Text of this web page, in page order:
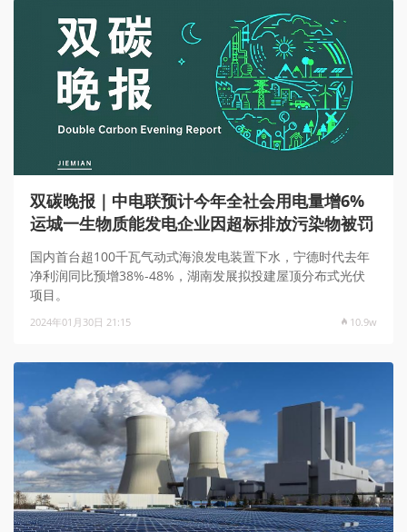
双碳晚报｜中电联预计今年全社会用电量增6%
运城一生物质能发电企业因超标排放污染物被罚
国内首台超100千瓦气动式海浪发电装置下水，宁德时代去年
净利润同比预增38%-48%，湖南发展拟投建屋顶分布式光伏
项目。
2024年01月30日 21:15 10.9w